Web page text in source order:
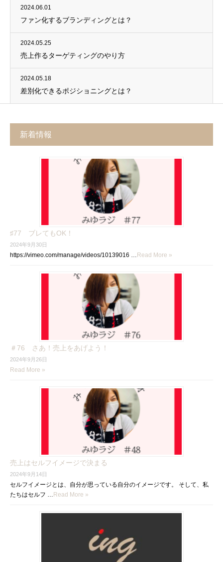
2024.06.01
ファン化するブランディングとは？
2024.05.25
売上作るターゲティングのやり方
2024.05.18
差別化できるポジショニングとは？
新着情報
♯77 ブレてもOK！
2024年9月30日
https://vimeo.com/manage/videos/10139016 … Read More »
＃76 さあ！売上をあげよう！
2024年9月26日
Read More »
売上はセルフイメージで決まる
2024年9月14日
セルフイメージとは、自分が思っている自分のイメージです。 そして、私
たちはセルフ … Read More »